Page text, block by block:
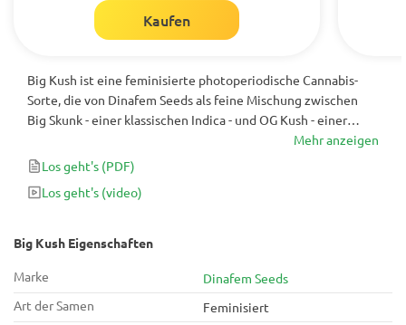
Kaufen
Big Kush ist eine feminisierte photoperiodische Cannabis-
Sorte, die von Dinafem Seeds als feine Mischung zwischen
Big Skunk - einer klassischen Indica - und OG Kush - einer
Sorte, die keiner Einführung bedarf - entwickelt wurde, um
eine schnell wachsende Pflanze mit einem scharfen Aroma
mit hohen Erträgen von zu erhalten dichte, klebrige Nuggets.
Mehr anzeigen
Los geht's (PDF)
Los geht's (video)
Big Kush Eigenschaften
Marke
Dinafem Seeds
Art der Samen
Feminisiert